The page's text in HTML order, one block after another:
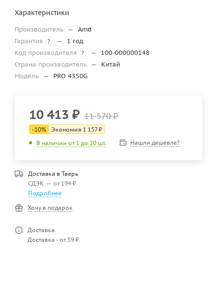
Характеристики
Производитель —
Amd
Гарантия
? —
1 год
Код производителя
? —
100-000000148
Страна производитель —
Китай
Модель — PRO 4350G
10 413 ₽ 11 570₽
-10% Экономия 1 157₽
В наличии от 1 до 20 шт.
Нашли дешевле?
Доставка в Тверь
СДЭК — от 194 ₽
Подробнее
Хочу в подарок
Доставка
Доставка - от 59 ₽